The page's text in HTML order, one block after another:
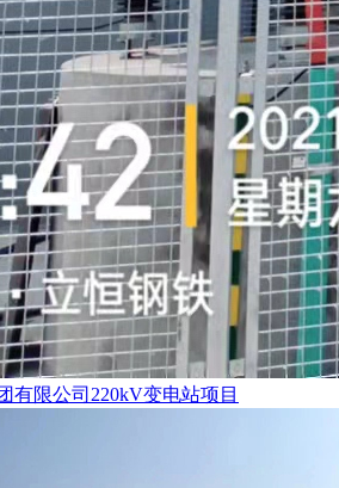
有限公司220kV变电站项目